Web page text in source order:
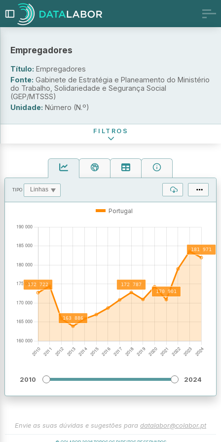
TIPO
Portugal
2010 2024
Envie as suas dúvidas e sugestões para datalabor@colabor.pt
Empregadores
Título: Empregadores
Fonte: Gabinete de Estratégia e Planeamento do Ministério
do Trabalho, Solidariedade e Segurança Social
(GEP/MTSSS)
Unidade: Número (N.º)
Grupo etário
Nível de escolaridade
FILTROS